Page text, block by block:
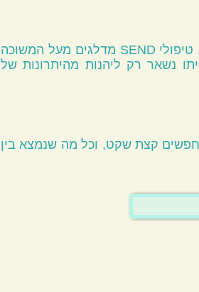
בגיל השלישי אנשים רבים לא מקבלים את אשר הם זקוקים לו, בשל מגבלת ניידות. טיפולי SEND מדלגים מעל המשוכה
נשאר רק ליהנות מהיתרונות של
קצת שקט, וכל מה שנמצא בין